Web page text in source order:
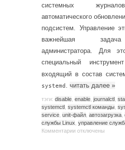
системных
автоматического
подсистем. Управление
важнейшая
администратора. Для
специальный
входящий в состав
systemd . читать далее »
тэги: disable enable journalctl
systemctl systemctl команды
service unit-файл автозагрузка
службы Linux управление
Комментарии отключены